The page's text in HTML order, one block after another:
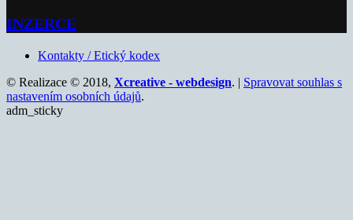
INZERCE
Kontakty / Etický kodex
© Realizace © 2018, Xcreative - webdesign. | Spravovat souhlas s
nastavením osobních údajů.
adm_sticky